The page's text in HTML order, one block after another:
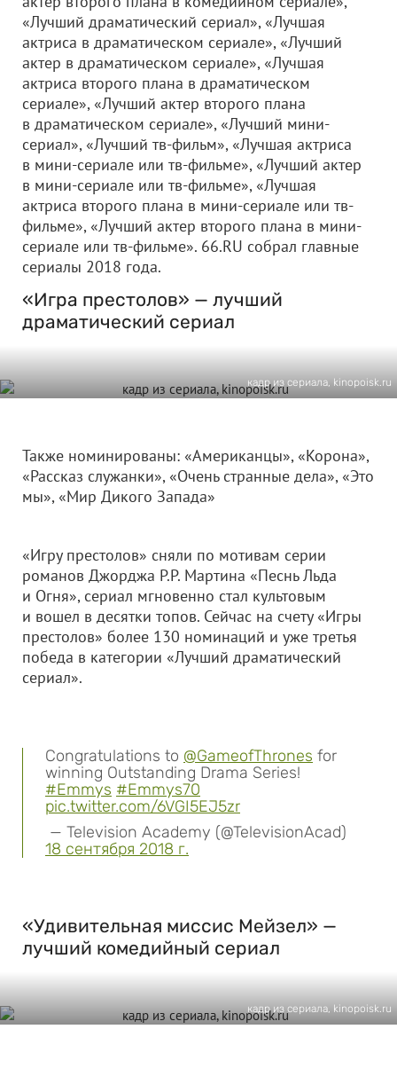
«Лучший драматический сериал», «Лучшая
актриса в драматическом сериале», «Лучший
актер в драматическом сериале», «Лучшая
актриса второго плана в драматическом
сериале», «Лучший актер второго плана
в драматическом сериале», «Лучший мини-
сериал», «Лучший тв-фильм», «Лучшая актриса
в мини-сериале или тв-фильме», «Лучший актер
в мини-сериале или тв-фильме», «Лучшая
актриса второго плана в мини-сериале или тв-
фильме», «Лучший актер второго плана в мини-
сериале или тв-фильме». 66.RU собрал главные
сериалы 2018 года.
«Игра престолов» — лучший
драматический сериал
кадр из сериала, kinopoisk.ru
Также номинированы: «Американцы», «Корона»,
«Рассказ служанки», «Очень странные дела», «Это
мы», «Мир Дикого Запада»
«Игру престолов» сняли по мотивам серии
романов Джорджа Р.Р. Мартина «Песнь Льда
и Огня», сериал мгновенно стал культовым
и вошел в десятки топов. Сейчас на счету «Игры
престолов» более 130 номинаций и уже третья
победа в категории «Лучший драматический
сериал».
Congratulations to @GameofThrones for
winning Outstanding Drama Series!
#Emmys #Emmys70
pic.twitter.com/6VGI5EJ5zr
— Television Academy (@TelevisionAcad)
18 сентября 2018 г.
«Удивительная миссис Мейзел» —
лучший комедийный сериал
кадр из сериала, kinopoisk.ru